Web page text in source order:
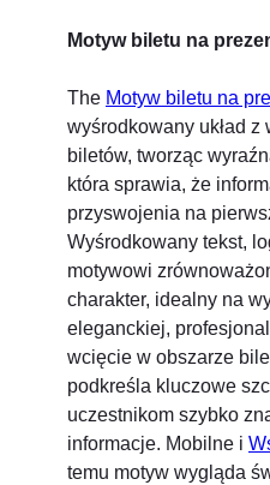
Motyw biletu na
The Motyw biletu na
wyśrodkowany układ z
biletów, tworząc
która sprawia, że
przyswojenia na
Wyśrodkowany tekst,
motywowi
charakter, idealny na
eleganckiej,
wcięcie w obszarze
podkreśla kluczowe
uczestnikom szybko
informacje. Mobilne i
temu motyw wygląda